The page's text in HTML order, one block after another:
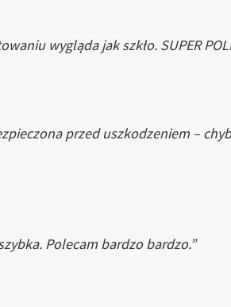
wygląda jak szkło. SUPER
przed uszkodzeniem –
Polecam bardzo bardzo.”